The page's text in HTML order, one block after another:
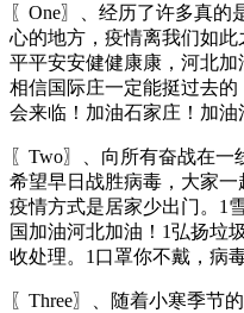
〖One〗、经历了许多真
心的地方，疫情离我们如此
平平安安健健康康，河北加
相信国际庄一定能挺过去
会来临！加油石家庄！加油
〖Two〗、向所有奋战在一
希望早日战胜病毒，大家
疫情方式是居家少出门。1
国加油河北加油！1弘扬垃
收处理。1口罩你不戴，病
〖Three〗、随着小寒季节